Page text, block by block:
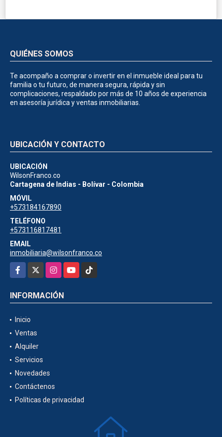
QUIÉNES SOMOS
Te acompaño a comprar o invertir en el inmueble ideal para tu
familia o tu futuro, de manera segura, rápida y sin
complicaciones, respaldado por más de 10 años de experiencia
en asesoría jurídica y ventas inmobiliarias.
UBICACIÓN Y CONTACTO
UBICACIÓN
WilsonFranco.co
Cartagena de Indias - Bolívar - Colombia
MÓVIL
+573184167890
TELÉFONO
+573116817481
EMAIL
inmobiliaria@wilsonfranco.co
Facebook
InstagramYouTubeTikTok
INFORMACIÓN
Inicio
Ventas
Alquiler
Servicios
Novedades
Contáctenos
Políticas de privacidad